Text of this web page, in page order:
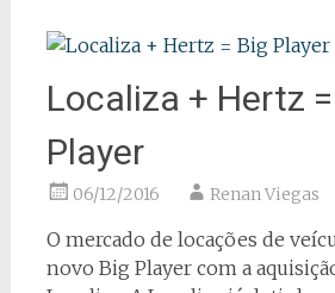
Localiza + Hertz
Player
06/12/2016 Renan Viegas
O mercado de locações de
novo Big Player com a